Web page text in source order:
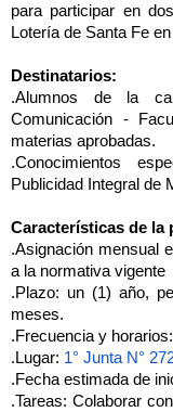
para participar en
Lotería de Santa Fe
Destinatarios:
.Alumnos de la
Comunicación -
materias aprobadas.
.Conocimientos
Publicidad Integral de
Características de la
.Asignación mensual
a la normativa vigente
.Plazo: un (1) año,
meses.
.Frecuencia y
.Lugar: 1° Junta N°
.Fecha estimada de
.Tareas: Colaborar